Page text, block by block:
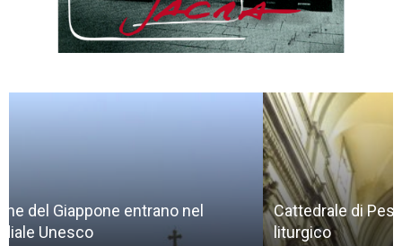
Cattedrale di Pescia, concorso per adeguamento
liturgico